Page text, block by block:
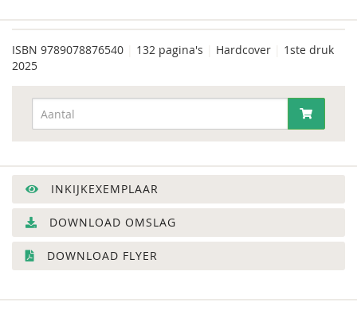
ISBN 9789078876540 132 pagina's Hardcover
1ste druk
2025
INKIJKEXEMPLAAR
DOWNLOAD OMSLAG
DOWNLOAD FLYER